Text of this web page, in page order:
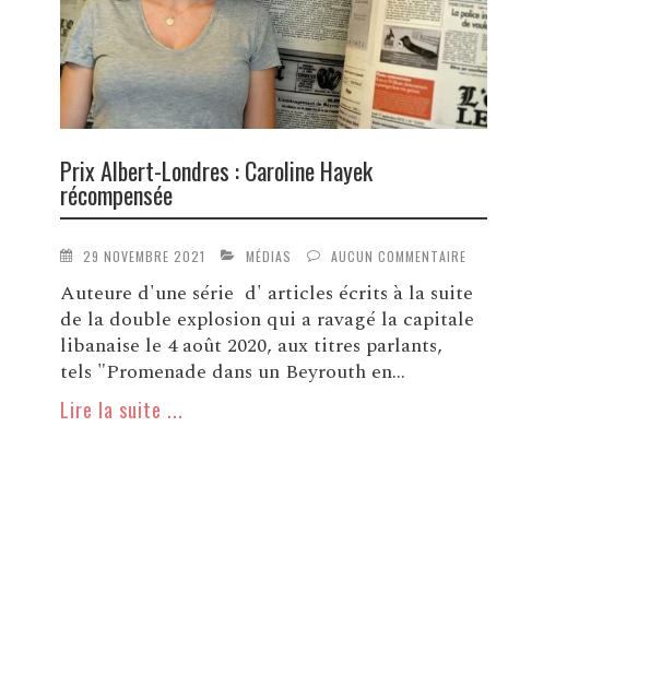
Prix Albert-Londres : Caroline Hayek
récompensée
29 NOVEMBRE 2021 MÉDIAS AUCUN COMMENTAIRE
Auteure d'une série d' articles écrits à la suite
de la double explosion qui a ravagé la capitale
libanaise le 4 août 2020, aux titres parlants,
tels "Promenade dans un Beyrouth en...
Lire la suite ...